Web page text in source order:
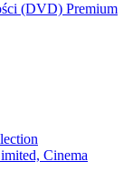
(DVD) Premium
Cinema